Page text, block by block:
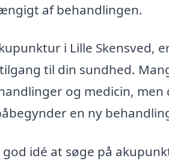
af behandlingen.
i Lille Skensved,
til din sundhed.
og medicin,
en ny
idé at søge på